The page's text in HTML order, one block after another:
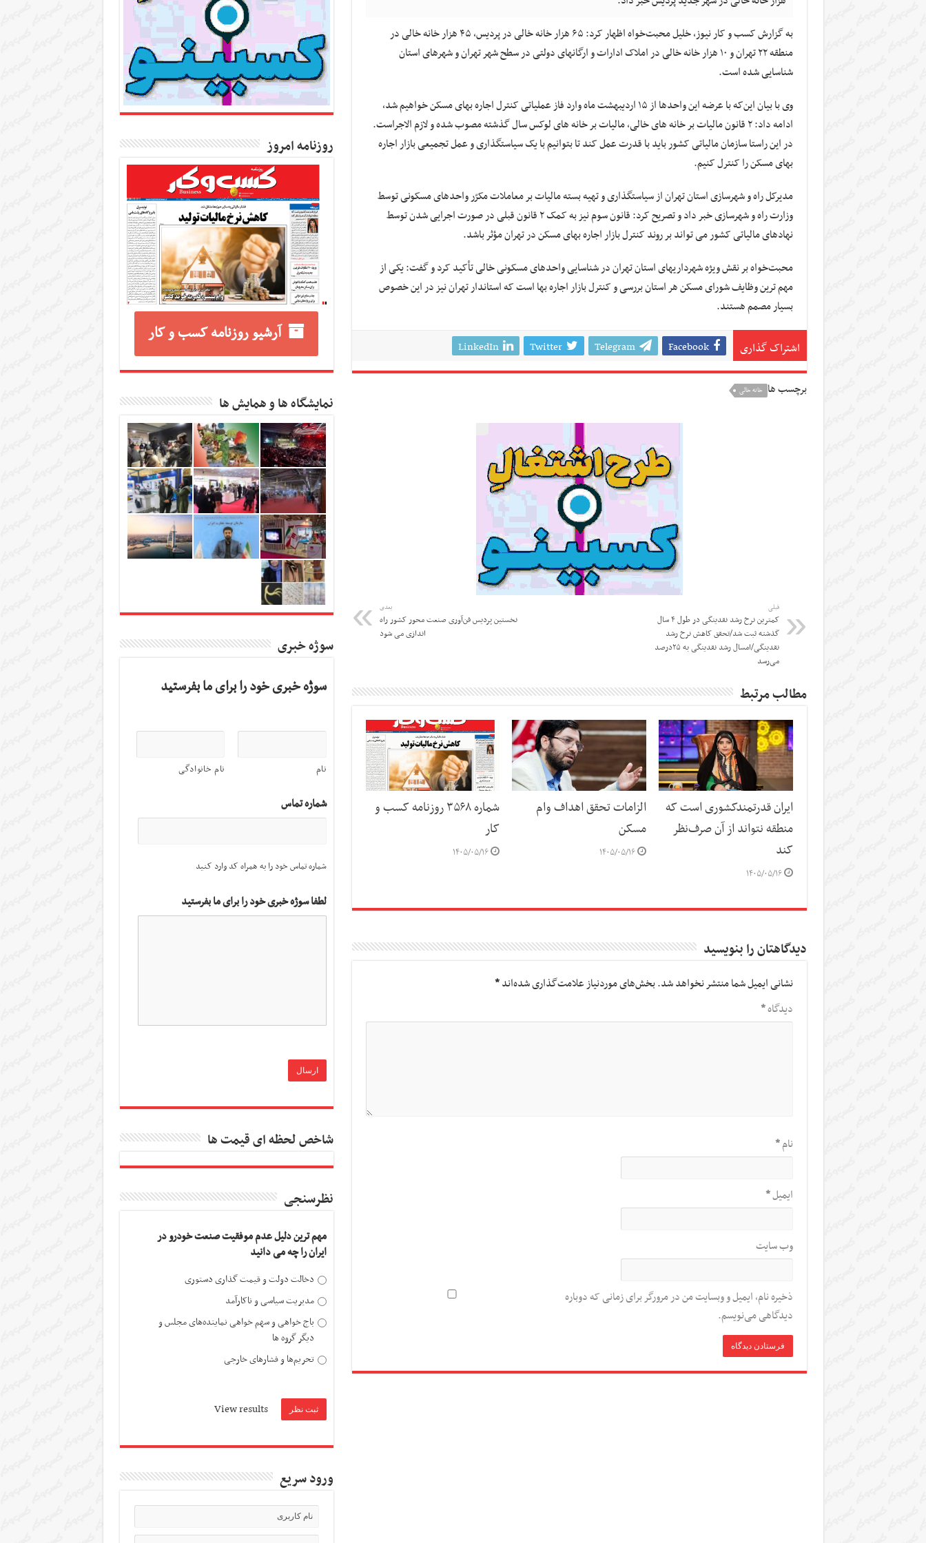
به گزارش کسب و کار نیوز، خلیل محبت‌خواه اظهار کرد: ۶۵ هزار خانه خالی در پردیس، ۴۵ هزار خانه خالی در
منطقه ۲۲ تهران و ۱۰ هزار خانه خالی در املاک ادارات و ارگانهای دولتی در سطح شهر تهران و شهرهای استان
شناسایی شده است.
وی با بیان این‌که با عرضه این واحدها از ۱۵ اردیبهشت ماه وارد فاز عملیاتی کنترل اجاره بهای مسکن خواهیم شد،
ادامه داد: ۲ قانون مالیات بر خانه های خالی، مالیات بر خانه های لوکس سال گذشته مصوب شده و لازم الاجراست.
در این راستا سازمان مالیاتی کشور باید با قدرت عمل کند تا بتوانیم با یک سیاستگذاری و عمل تجمیعی بازار اجاره
بهای مسکن را کنترل کنیم.
مدیرکل راه و شهرسازی استان تهران از سیاستگذاری و تهیه بسته مالیات بر معاملات مکرّر واحدهای مسکونی توسط
وزارت راه و شهرسازی خبر داد و تصریح کرد: قانون سوم نیز به کمک ۲ قانون قبلی در صورت اجرایی شدن توسط
نهادهای مالیاتی کشور می تواند بر روند کنترل بازار اجاره بهای مسکن در تهران مؤثر باشد.
محبت‌خواه بر نقش ویژه شهرداریهای استان تهران در شناسایی واحدهای مسکونی خالی تأکید کرد و گفت: یکی از
مهم ترین وظایف شورای مسکن هر استان بررسی و کنترل بازار اجاره بها است که استاندار تهران نیز در این خصوص
بسیار مصمم هستند.
اشتراک گذاری Facebook
Telegram
Twitter
LinkedIn
برچسب ها خانه خالی
قبلی
کمترین نرخ رشد نقدینگی در طول ۴ سال
گذشته ثبت شد/تحقق کاهش نرخ رشد
نقدینگی/امسال رشد نقدینگی به ۲۵درصد
می‌رسد
بعدی
نخستین پردیس فن‌آوری صنعت محور کشور راه
اندازی می شود
مطالب مرتبط
ایران قدرتمندکشوری است که
منطقه نتواند از آن صرف‌نظر
کند
۱۴۰۵/۰۵/۱۶
الزامات تحقق اهداف وام
مسکن
۱۴۰۵/۰۵/۱۶
شماره ۳۵۶۸ روزنامه کسب و
کار
۱۴۰۵/۰۵/۱۶
دیدگاهتان را بنویسید
نشانی ایمیل شما منتشر نخواهد شد.بخش‌های موردنیاز علامت‌گذاری شده‌اند*
دیدگاه*
نام*
ایمیل*
وب‌ سایت
ذخیره نام، ایمیل و وبسایت من در مرورگر برای زمانی که دوباره
دیدگاهی می‌نویسم.
روزنامه امروز
آرشیو روزنامه کسب و کار
نمایشگاه ها و همایش ها
سوژه خبری
سوژه خبری خود را برای ما بفرستید
نام نام خانوادگی
شماره تماس
شماره تماس خود را به همراه کد وارد کنید
لطفا سوژه خبری خود را برای ما بفرستید
شاخص لحظه ای قیمت ها
نظرسنجی
مهم ترین دلیل عدم موفقیت صنعت خودرو در
ایران را چه می دانید
دخالت دولت و قیمت گذاری دستوری
مدیریت سیاسی و ناکارآمد
باج خواهی و سهم خواهی نماینده‌های مجلس و
دیگر گروه ها
تحریم‌ها و فشارهای خارجی
View results
ورود سریع